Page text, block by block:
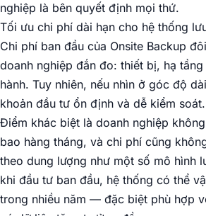
nghiệp là bên quyết định mọi thứ.
Tối ưu chi phí dài hạn cho hệ thống
Chi phí ban đầu của Onsite Backup
doanh nghiệp đắn đo: thiết bị, hạ
hành. Tuy nhiên, nếu nhìn ở góc độ
khoản đầu tư ổn định và dễ kiểm soát.
Điểm khác biệt là doanh nghiệp
bao hàng tháng, và chi phí cũng
theo dung lượng như một số mô hình
khi đầu tư ban đầu, hệ thống có thể
trong nhiều năm — đặc biệt phù hợp